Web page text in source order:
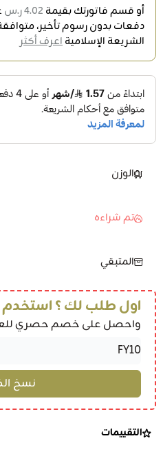
أو قسم فاتورتك بقيمة 4.02 ر.س
دفعات بدون رسوم تأخير،
الشريعة الإسلاميةاعرف أكثر
الوزن
تم شراءه
المتبقي
اول طلب لك ؟
واحصل على خصم حصري
التقييمات